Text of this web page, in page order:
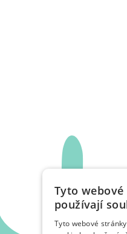
Tyto
používají
Tyto webové